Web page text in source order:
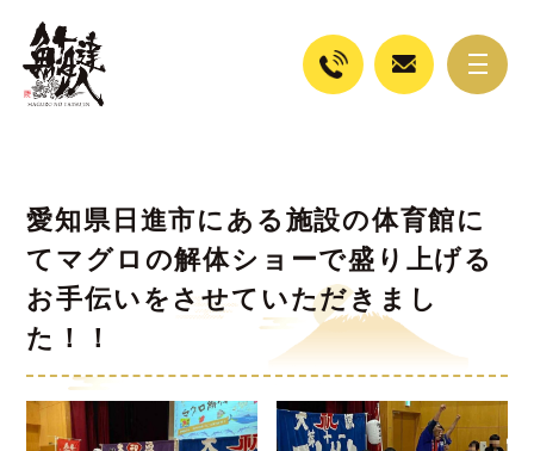
愛知県日進市にある施設の体育館に
てマグロの解体ショーで盛り上げる
お手伝いをさせていただきまし
た！！